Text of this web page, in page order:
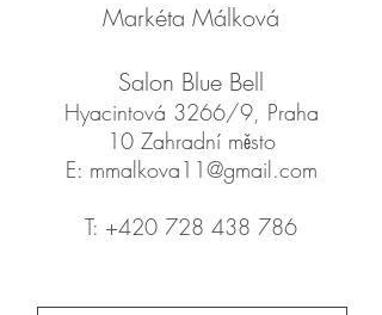
Markéta Málková
​Salon Blue Bell
​Hyacintová 3266/9, Praha
10 Zahradní město
E: mmalkova11@gmail.com
T: +420 728 438 786